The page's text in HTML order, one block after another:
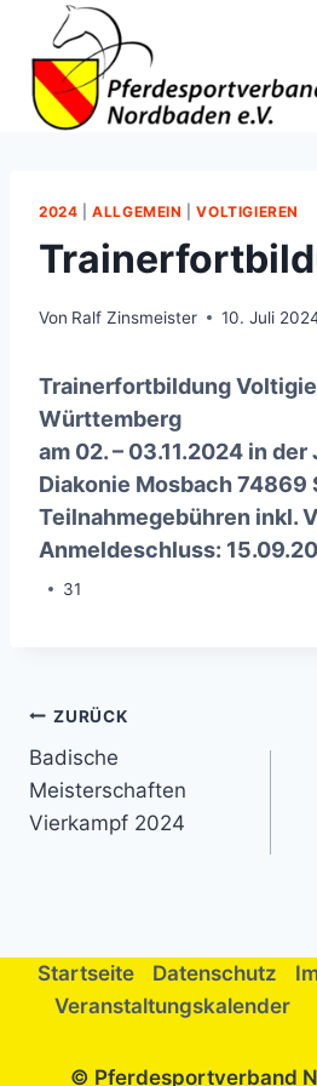
springen
2024 |ALLGEMEIN |VOLTIGIEREN
Von Ralf Zinsmeister 10. Juli
Trainerfortbildung
Württemberg
am 02. – 03.11.2024 in
Diakonie Mosbach 74869
Teilnahmegebühren inkl.
Anmeldeschluss:
31
ZURÜCK
Badische
Meisterschaften
Vierkampf 2024
Startseite Datenschutz
Veranstaltungskalender
© Pferdesportverband